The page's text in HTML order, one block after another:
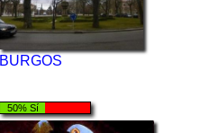
BURGOS
50% Sí